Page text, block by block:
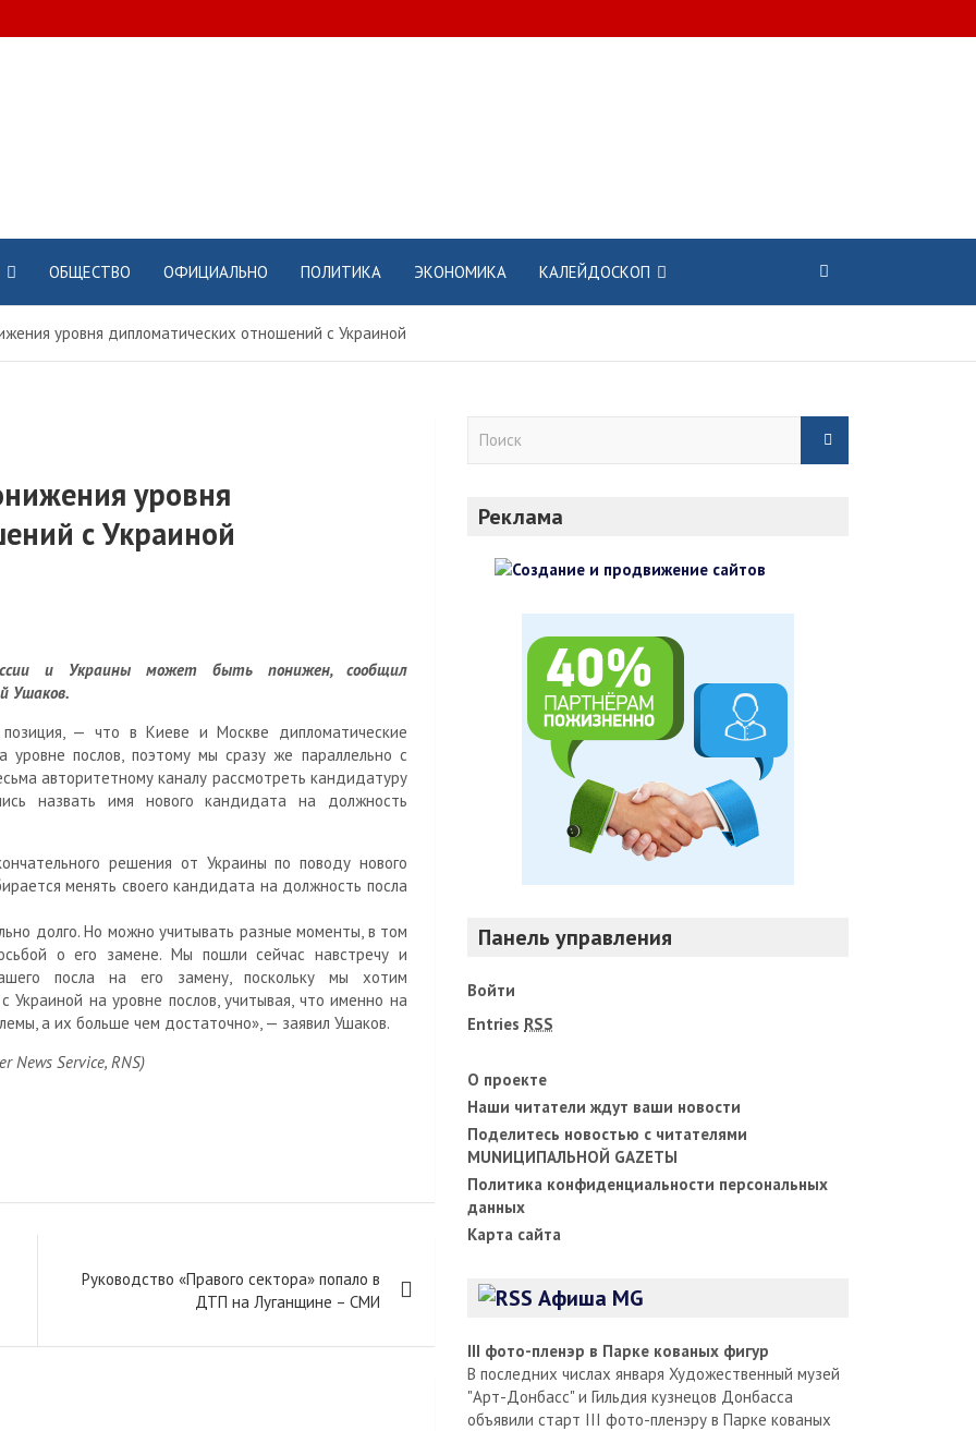
ОБЩЕСТВО ОФИЦИАЛЬНО ПОЛИТИКА ЭКОНОМИКА КАЛЕЙДОСКОП
уровня дипломатических отношений с Украиной
уровня
с Украиной
и Украины может быть понижен, сообщил
Ушаков.
— что в Киеве и Москве дипломатические
уровне послов, поэтому мы сразу же параллельно с
авторитетному каналу рассмотреть кандидатуру
назвать имя нового кандидата на должность
решения от Украины по поводу нового
менять своего кандидата на должность посла
долго. Но можно учитывать разные моменты, в том
о его замене. Мы пошли сейчас навстречу и
посла на его замену, поскольку мы хотим
на уровне послов, учитывая, что именно на
а их больше чем достаточно», — заявил Ушаков.
News Service, RNS)
Руководство «Правого сектора» попало в
ДТП на Луганщине – СМИ
Реклама
Панель управления
Войти
Entries RSS
О проекте
Наши читатели ждут ваши новости
Поделитесь новостью с читателями
MUNИЦИПАЛЬНОЙ GAZЕТЫ
Политика конфиденциальности персональных
данных
Карта сайта
Афиша MG
III фото-пленэр в Парке кованых фигур
В последних числах января Художественный музей
"Арт-Донбасс" и Гильдия кузнецов Донбасса
объявили старт III фото-пленэру в Парке кованых